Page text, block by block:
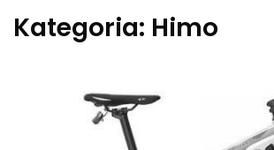
Kategoria: Himo